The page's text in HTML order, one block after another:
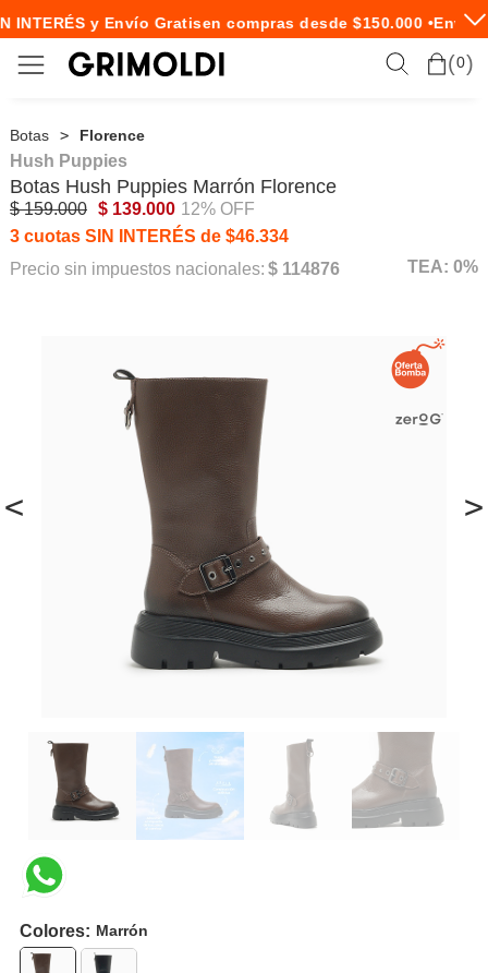
INTERÉS y Envío Gratisen compras desde $150.000 • Envío
0
Botas Florence
< >
Hush Puppies
Botas Hush Puppies Marrón Florence
$ 159.000 $ 139.000 12% OFF
3 cuotas SIN INTERÉS de $46.334
Precio sin impuestos nacionales: $ 114876 TEA: 0%
Colores: Marrón